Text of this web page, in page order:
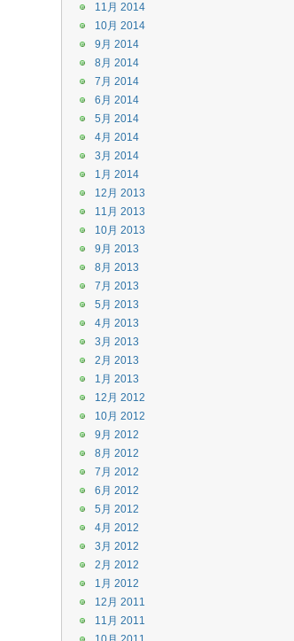
11月 2014
10月 2014
9月 2014
8月 2014
7月 2014
6月 2014
5月 2014
4月 2014
3月 2014
1月 2014
12月 2013
11月 2013
10月 2013
9月 2013
8月 2013
7月 2013
5月 2013
4月 2013
3月 2013
2月 2013
1月 2013
12月 2012
10月 2012
9月 2012
8月 2012
7月 2012
6月 2012
5月 2012
4月 2012
3月 2012
2月 2012
1月 2012
12月 2011
11月 2011